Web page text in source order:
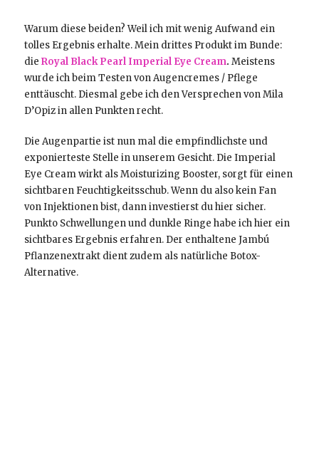
Warum diese beiden? Weil ich mit wenig Aufwand ein
tolles Ergebnis erhalte. Mein drittes Produkt im Bunde:
die Royal Black Pearl Imperial Eye Cream. Meistens
wurde ich beim Testen von Augencremes / Pflege
enttäuscht. Diesmal gebe ich den Versprechen von Mila
D’Opiz in allen Punkten recht.
Die Augenpartie ist nun mal die empfindlichste und
exponierteste Stelle in unserem Gesicht. Die Imperial
Eye Cream wirkt als Moisturizing Booster, sorgt für einen
sichtbaren Feuchtigkeitsschub. Wenn du also kein Fan
von Injektionen bist, dann investierst du hier sicher.
Punkto Schwellungen und dunkle Ringe habe ich hier ein
sichtbares Ergebnis erfahren. Der enthaltene Jambú
Pflanzenextrakt dient zudem als natürliche Botox-
Alternative.